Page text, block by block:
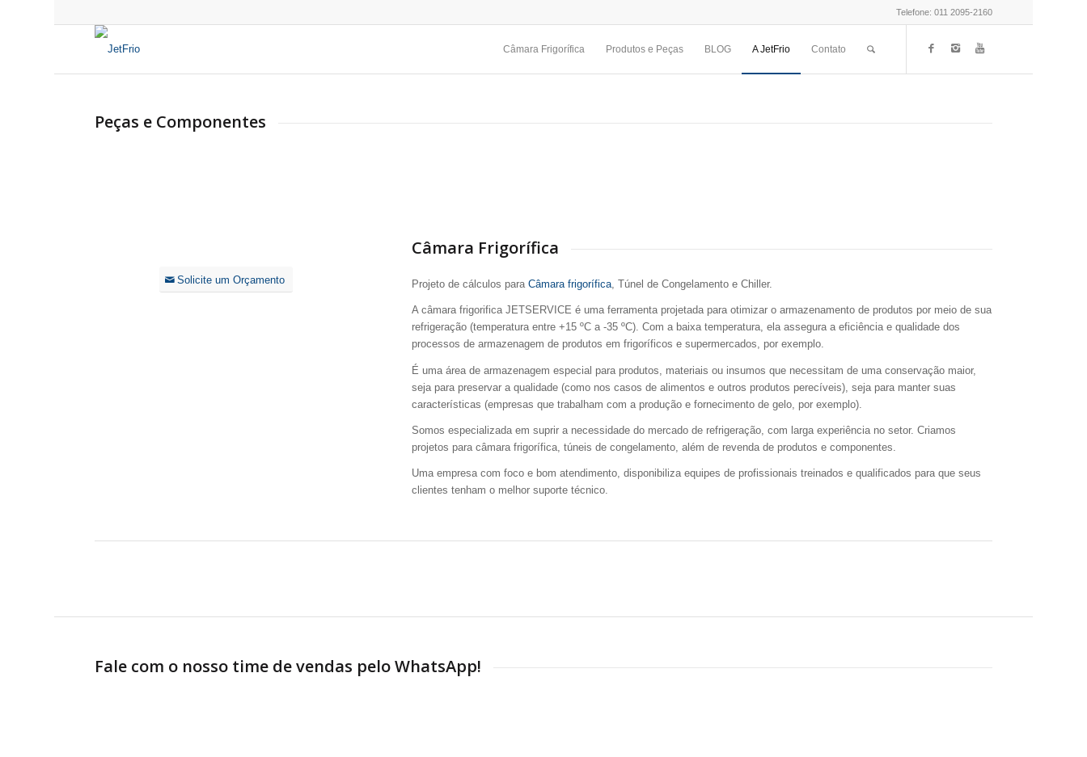
Telefone: 011 2095-2160
Câmara Frigorífica Produtos e Peças BLOG A JetFrio Contato
Peças e Componentes
Solicite um Orçamento
Câmara Frigorífica
Projeto de cálculos paraCâmara frigorífica, Túnel de Congelamento e Chiller.
A câmara frigorifica JETSERVICE é uma ferramenta projetada para otimizar o armazenamento de produtos por meio de sua
refrigeração (temperatura entre +15 ºC a -35 ºC). Com a baixa temperatura, ela assegura a eficiência e qualidade dos
processos de armazenagem de produtos em frigoríficos e supermercados, por exemplo.
É uma área de armazenagem especial para produtos, materiais ou insumos que necessitam de uma conservação maior,
seja para preservar a qualidade (como nos casos de alimentos e outros produtos perecíveis), seja para manter suas
características (empresas que trabalham com a produção e fornecimento de gelo, por exemplo).
Somos especializada em suprir a necessidade do mercado de refrigeração, com larga experiência no setor. Criamos
projetos para câmara frigorífica, túneis de congelamento, além de revenda de produtos e componentes.
Uma empresa com foco e bom atendimento, disponibiliza equipes de profissionais treinados e qualificados para que seus
clientes tenham o melhor suporte técnico.
Fale com o nosso time de vendas pelo WhatsApp!